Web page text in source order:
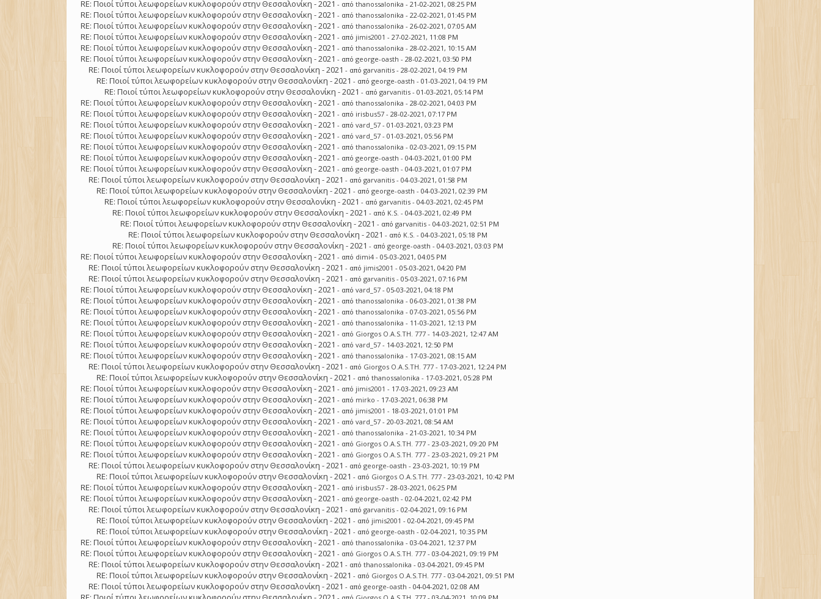
RE: Ποιοί τύποι λεωφορείων κυκλοφορούν στην Θεσσαλονίκη - 2021 - απόthanossalonika - 21-02-2021, 08:25 PM
RE: Ποιοί τύποι λεωφορείων κυκλοφορούν στην Θεσσαλονίκη - 2021 - απόthanossalonika - 22-02-2021, 01:45 PM
RE: Ποιοί τύποι λεωφορείων κυκλοφορούν στην Θεσσαλονίκη - 2021 - απόthanossalonika - 26-02-2021, 07:05 AM
RE: Ποιοί τύποι λεωφορείων κυκλοφορούν στην Θεσσαλονίκη - 2021 - από jimis2001 - 27-02-2021, 11:08 PM
RE: Ποιοί τύποι λεωφορείων κυκλοφορούν στην Θεσσαλονίκη - 2021 - απόthanossalonika - 28-02-2021, 10:15 AM
RE: Ποιοί τύποι λεωφορείων κυκλοφορούν στην Θεσσαλονίκη - 2021 - απόgeorge-oasth - 28-02-2021, 03:50 PM
RE: Ποιοί τύποι λεωφορείων κυκλοφορούν στην Θεσσαλονίκη - 2021 - απόgarvanitis - 28-02-2021, 04:19 PM
RE: Ποιοί τύποι λεωφορείων κυκλοφορούν στην Θεσσαλονίκη - 2021 - απόgeorge-oasth - 01-03-2021, 04:19 PM
RE: Ποιοί τύποι λεωφορείων κυκλοφορούν στην Θεσσαλονίκη - 2021 - απόgarvanitis - 01-03-2021, 05:14 PM
RE: Ποιοί τύποι λεωφορείων κυκλοφορούν στην Θεσσαλονίκη - 2021 - απόthanossalonika - 28-02-2021, 04:03 PM
RE: Ποιοί τύποι λεωφορείων κυκλοφορούν στην Θεσσαλονίκη - 2021 - από irisbus57 - 28-02-2021, 07:17 PM
RE: Ποιοί τύποι λεωφορείων κυκλοφορούν στην Θεσσαλονίκη - 2021 - απόvard_57 - 01-03-2021, 03:23 PM
RE: Ποιοί τύποι λεωφορείων κυκλοφορούν στην Θεσσαλονίκη - 2021 - απόvard_57 - 01-03-2021, 05:56 PM
RE: Ποιοί τύποι λεωφορείων κυκλοφορούν στην Θεσσαλονίκη - 2021 - απόthanossalonika - 02-03-2021, 09:15 PM
RE: Ποιοί τύποι λεωφορείων κυκλοφορούν στην Θεσσαλονίκη - 2021 - απόgeorge-oasth - 04-03-2021, 01:00 PM
RE: Ποιοί τύποι λεωφορείων κυκλοφορούν στην Θεσσαλονίκη - 2021 - απόgeorge-oasth - 04-03-2021, 01:07 PM
RE: Ποιοί τύποι λεωφορείων κυκλοφορούν στην Θεσσαλονίκη - 2021 - απόgarvanitis - 04-03-2021, 01:58 PM
RE: Ποιοί τύποι λεωφορείων κυκλοφορούν στην Θεσσαλονίκη - 2021 - απόgeorge-oasth - 04-03-2021, 02:39 PM
RE: Ποιοί τύποι λεωφορείων κυκλοφορούν στην Θεσσαλονίκη - 2021 - απόgarvanitis - 04-03-2021, 02:45 PM
RE: Ποιοί τύποι λεωφορείων κυκλοφορούν στην Θεσσαλονίκη - 2021 - από K.S. - 04-03-2021, 02:49 PM
RE: Ποιοί τύποι λεωφορείων κυκλοφορούν στην Θεσσαλονίκη - 2021 - απόgarvanitis - 04-03-2021, 02:51 PM
RE: Ποιοί τύποι λεωφορείων κυκλοφορούν στην Θεσσαλονίκη - 2021 - από K.S. - 04-03-2021, 05:18 PM
RE: Ποιοί τύποι λεωφορείων κυκλοφορούν στην Θεσσαλονίκη - 2021 - απόgeorge-oasth - 04-03-2021, 03:03 PM
RE: Ποιοί τύποι λεωφορείων κυκλοφορούν στην Θεσσαλονίκη - 2021 - από dimi4 - 05-03-2021, 04:05 PM
RE: Ποιοί τύποι λεωφορείων κυκλοφορούν στην Θεσσαλονίκη - 2021 - από jimis2001 - 05-03-2021, 04:20 PM
RE: Ποιοί τύποι λεωφορείων κυκλοφορούν στην Θεσσαλονίκη - 2021 - απόgarvanitis - 05-03-2021, 07:16 PM
RE: Ποιοί τύποι λεωφορείων κυκλοφορούν στην Θεσσαλονίκη - 2021 - απόvard_57 - 05-03-2021, 04:18 PM
RE: Ποιοί τύποι λεωφορείων κυκλοφορούν στην Θεσσαλονίκη - 2021 - απόthanossalonika - 06-03-2021, 01:38 PM
RE: Ποιοί τύποι λεωφορείων κυκλοφορούν στην Θεσσαλονίκη - 2021 - απόthanossalonika - 07-03-2021, 05:56 PM
RE: Ποιοί τύποι λεωφορείων κυκλοφορούν στην Θεσσαλονίκη - 2021 - απόthanossalonika - 11-03-2021, 12:13 PM
RE: Ποιοί τύποι λεωφορείων κυκλοφορούν στην Θεσσαλονίκη - 2021 - από Giorgos O.A.S.TH. 777 - 14-03-2021, 12:47 AM
RE: Ποιοί τύποι λεωφορείων κυκλοφορούν στην Θεσσαλονίκη - 2021 - απόvard_57 - 14-03-2021, 12:50 PM
RE: Ποιοί τύποι λεωφορείων κυκλοφορούν στην Θεσσαλονίκη - 2021 - απόthanossalonika - 17-03-2021, 08:15 AM
RE: Ποιοί τύποι λεωφορείων κυκλοφορούν στην Θεσσαλονίκη - 2021 - από Giorgos O.A.S.TH. 777 - 17-03-2021, 12:24 PM
RE: Ποιοί τύποι λεωφορείων κυκλοφορούν στην Θεσσαλονίκη - 2021 - απόthanossalonika - 17-03-2021, 05:28 PM
RE: Ποιοί τύποι λεωφορείων κυκλοφορούν στην Θεσσαλονίκη - 2021 - από jimis2001 - 17-03-2021, 09:23 AM
RE: Ποιοί τύποι λεωφορείων κυκλοφορούν στην Θεσσαλονίκη - 2021 - από mirko - 17-03-2021, 06:38 PM
RE: Ποιοί τύποι λεωφορείων κυκλοφορούν στην Θεσσαλονίκη - 2021 - από jimis2001 - 18-03-2021, 01:01 PM
RE: Ποιοί τύποι λεωφορείων κυκλοφορούν στην Θεσσαλονίκη - 2021 - απόvard_57 - 20-03-2021, 08:54 AM
RE: Ποιοί τύποι λεωφορείων κυκλοφορούν στην Θεσσαλονίκη - 2021 - απόthanossalonika - 21-03-2021, 10:34 PM
RE: Ποιοί τύποι λεωφορείων κυκλοφορούν στην Θεσσαλονίκη - 2021 - από Giorgos O.A.S.TH. 777 - 23-03-2021, 09:20 PM
RE: Ποιοί τύποι λεωφορείων κυκλοφορούν στην Θεσσαλονίκη - 2021 - από Giorgos O.A.S.TH. 777 - 23-03-2021, 09:21 PM
RE: Ποιοί τύποι λεωφορείων κυκλοφορούν στην Θεσσαλονίκη - 2021 - απόgeorge-oasth - 23-03-2021, 10:19 PM
RE: Ποιοί τύποι λεωφορείων κυκλοφορούν στην Θεσσαλονίκη - 2021 - από Giorgos O.A.S.TH. 777 - 23-03-2021, 10:42 PM
RE: Ποιοί τύποι λεωφορείων κυκλοφορούν στην Θεσσαλονίκη - 2021 - από irisbus57 - 28-03-2021, 06:25 PM
RE: Ποιοί τύποι λεωφορείων κυκλοφορούν στην Θεσσαλονίκη - 2021 - απόgeorge-oasth - 02-04-2021, 02:42 PM
RE: Ποιοί τύποι λεωφορείων κυκλοφορούν στην Θεσσαλονίκη - 2021 - απόgarvanitis - 02-04-2021, 09:16 PM
RE: Ποιοί τύποι λεωφορείων κυκλοφορούν στην Θεσσαλονίκη - 2021 - από jimis2001 - 02-04-2021, 09:45 PM
RE: Ποιοί τύποι λεωφορείων κυκλοφορούν στην Θεσσαλονίκη - 2021 - απόgeorge-oasth - 02-04-2021, 10:35 PM
RE: Ποιοί τύποι λεωφορείων κυκλοφορούν στην Θεσσαλονίκη - 2021 - απόthanossalonika - 03-04-2021, 12:37 PM
RE: Ποιοί τύποι λεωφορείων κυκλοφορούν στην Θεσσαλονίκη - 2021 - από Giorgos O.A.S.TH. 777 - 03-04-2021, 09:19 PM
RE: Ποιοί τύποι λεωφορείων κυκλοφορούν στην Θεσσαλονίκη - 2021 - απόthanossalonika - 03-04-2021, 09:45 PM
RE: Ποιοί τύποι λεωφορείων κυκλοφορούν στην Θεσσαλονίκη - 2021 - από Giorgos O.A.S.TH. 777 - 03-04-2021, 09:51 PM
RE: Ποιοί τύποι λεωφορείων κυκλοφορούν στην Θεσσαλονίκη - 2021 - απόgeorge-oasth - 04-04-2021, 02:08 AM